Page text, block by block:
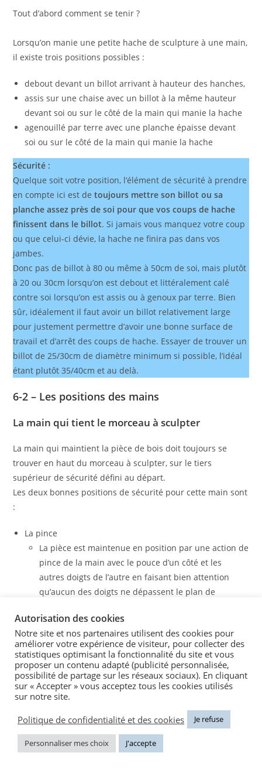
Tout d’abord comment se tenir ?
Lorsqu’on manie une petite hache de sculpture à une main,
il existe trois positions possibles :
debout devant un billot arrivant à hauteur des hanches,
assis sur une chaise avec un billot à la même hauteur
devant soi ou sur le côté de la main qui manie la hache
agenouillé par terre avec une planche épaisse devant
soi ou sur le côté de la main qui manie la hache
Sécurité :
Quelque soit votre position, l’élément de sécurité à prendre
en compte ici est detoujours mettre son billot ou sa
planche assez près de soi pour que vos coups de hache
finissent dans le billot. Si jamais vous manquez votre coup
ou que celui-ci dévie, la hache ne finira pas dans vos
jambes.
Donc pas de billot à 80 ou même à 50cm de soi, mais plutôt
à 20 ou 30cm lorsqu’on est debout et littéralement calé
contre soi lorsqu’on est assis ou à genoux par terre. Bien
sûr, idéalement il faut avoir un billot relativement large
pour justement permettre d’avoir une bonne surface de
travail et d’arrêt des coups de hache. Essayer de trouver un
billot de 25/30cm de diamètre minimum si possible, l’idéal
étant plutôt 35/40cm et au delà.
6-2 – Les positions des mains
La main qui tient le morceau à sculpter
La main qui maintient la pièce de bois doit toujours se
trouver en haut du morceau à sculpter, sur le tiers
supérieur de sécurité défini au départ.
Les deux bonnes positions de sécurité pour cette main sont
:
La pince
La pièce est maintenue en position par une action de
pince de la main avec le pouce d’un côté et les
autres doigts de l’autre en faisant bien attention
qu’aucun des doigts ne dépassent le plan de
dans le tiers supérieur de la pièce de bois.
Autorisation des cookies
Notre site et nos partenaires utilisent des cookies pour
améliorer votre expérience de visiteur, pour collecter des
statistiques optimisant la fonctionnalité du site et vous
proposer un contenu adapté (publicité personnalisée,
possibilité de partage sur les réseaux sociaux). En cliquant
sur « Accepter » vous acceptez tous les cookies utilisés
sur notre site.
Politique de confidentialité et des cookies
Je refuse
Personnaliser mes choix J'accepte